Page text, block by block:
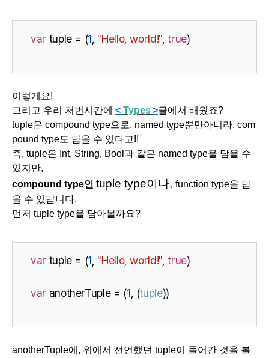
var tuple = (1 "Hello, world!", true)
이렇게요!
그리고 우리 저번시간에 < Types>글에서 배웠죠?
tuple은 compound type으로, named type뿐만아니라, com
pound type도 담을 수 있다고!!
즉, tuple은 Int, String, Bool과 같은 named type을 담을 수
있지만,
compound type인 tuple type이나, function type을 담
을 수 있답니다.
먼저 tuple type을 담아볼까요?
var tuple = (1, "Hello, world!", true)
var anotherTuple = (1, (tuple))
anotherTuple에, 위에서 선언했던 tuple이 들어간 것을 볼